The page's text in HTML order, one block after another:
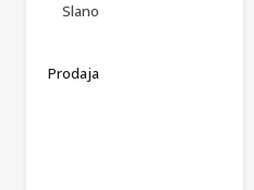
Slano
Prodaja